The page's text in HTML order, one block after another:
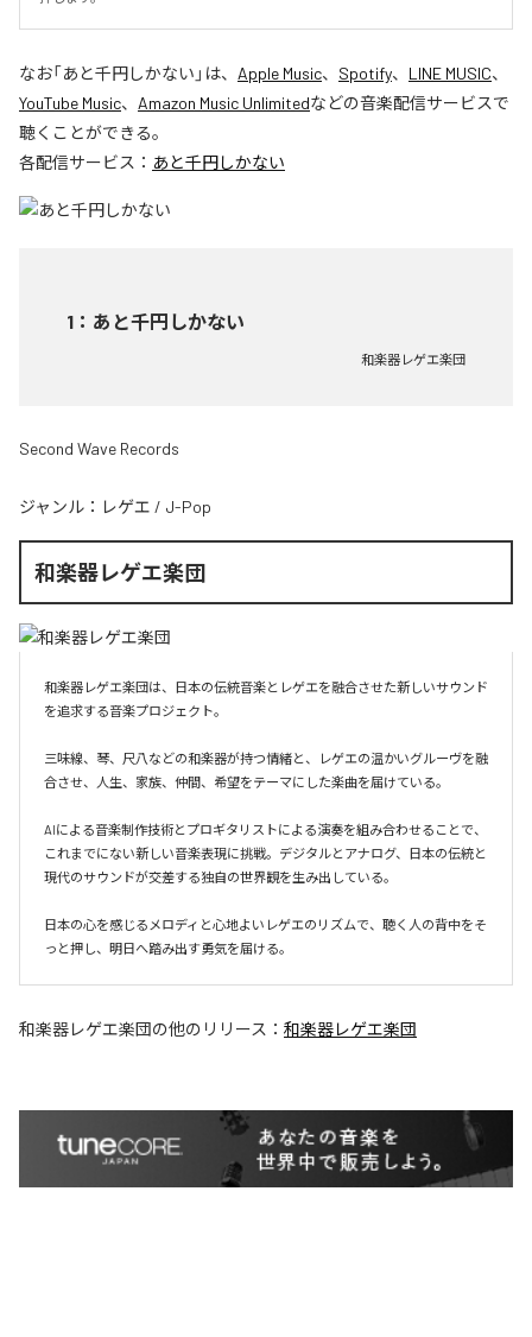
なお「あと千円しかない 」は、 Apple Music、 Spotify、 LINE MUSIC、
YouTube Music、 Amazon Music Unlimitedなどの音楽配信サービスで
聴くことができる。
各配信サービス： あと千円しかない
1 ： あと千円しかない
和楽器レゲエ楽団
Second Wave Records
ジャンル： レゲエ / J-Pop
和楽器レゲエ楽団
和楽器レゲエ楽団は、日本の伝統音楽とレゲエを融合させた新しいサウンド
を追求する音楽プロジェクト。
三味線、琴、尺八などの和楽器が持つ情緒と、レゲエの温かいグルーヴを融
合させ、人生、家族、仲間、希望をテーマにした楽曲を届けている。
AIによる音楽制作技術とプロギタリストによる演奏を組み合わせることで、
これまでにない新しい音楽表現に挑戦。デジタルとアナログ、日本の伝統と
現代のサウンドが交差する独自の世界観を生み出している。
日本の心を感じるメロディと心地よいレゲエのリズムで、聴く人の背中をそ
和楽器レゲエ楽団の他のリリース： 和楽器レゲエ楽団